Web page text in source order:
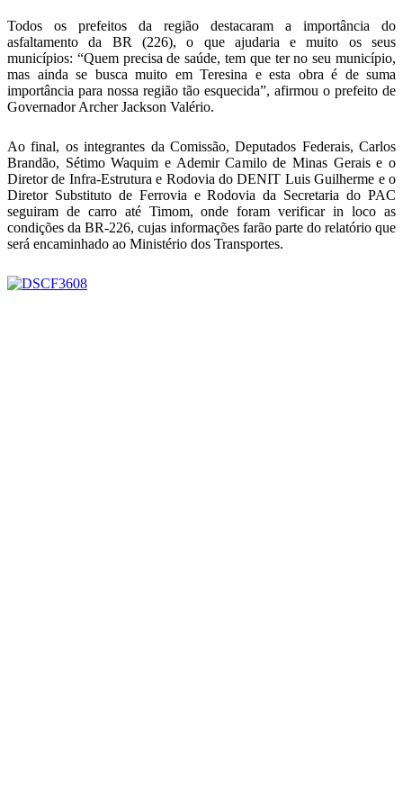
Todos os prefeitos da região destacaram a importância do
asfaltamento da BR (226), o que ajudaria e muito os seus
municípios: “Quem precisa de saúde, tem que ter no seu município,
mas ainda se busca muito em Teresina e esta obra é de suma
importância para nossa região tão esquecida”, afirmou o prefeito de
Governador Archer Jackson Valério.
Ao final, os integrantes da Comissão, Deputados Federais, Carlos
Brandão, Sétimo Waquim e Ademir Camilo de Minas Gerais e o
Diretor de Infra-Estrutura e Rodovia do DENIT Luis Guilherme e o
Diretor Substituto de Ferrovia e Rodovia da Secretaria do PAC
seguiram de carro até Timom, onde foram verificar in loco as
condições da BR-226, cujas informações farão parte do relatório que
será encaminhado ao Ministério dos Transportes.